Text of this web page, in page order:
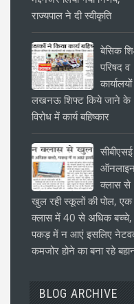
राज्यपाल ने दी स्वीकृति
बेसिक
परिषद व
लखनऊ शिफ्ट किये जाने के
विरोध में कार्य बहिष्कार
क्लास से
खुल रही स्कूलों की पोल, एक
क्लास में 40 से अधिक बच्चे,
पकड़ में न आएं इसलिए
कमजोर होने का बना रहे
BLOG ARCHIVE